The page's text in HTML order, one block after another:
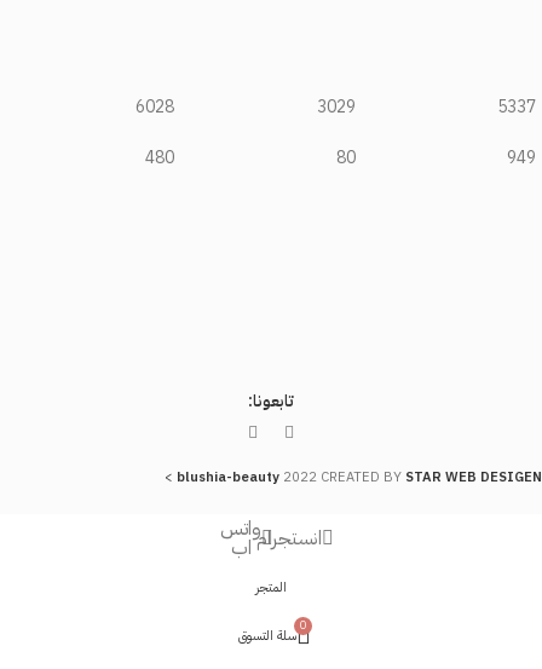
5337
949
3029
80
6028
480
تابعونا:
blushia-beauty 2022 CREATED BY STAR WEB DESIGEN
>
انستجرامواتس
اب
المتجر
0 سلة التسوق